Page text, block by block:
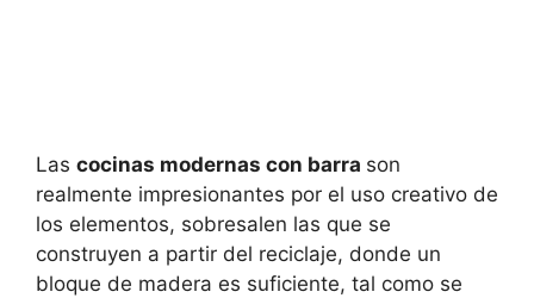
Las cocinas modernas con barra son
realmente impresionantes por el uso creativo de
los elementos, sobresalen las que se
construyen a partir del reciclaje, donde un
bloque de madera es suficiente, tal como se